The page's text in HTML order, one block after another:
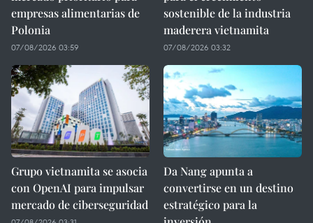
empresas alimentarias de
Polonia
07/08/2026 03:59
sostenible de la industria
maderera vietnamita
07/08/2026 03:32
Grupo vietnamita se asocia
con OpenAI para impulsar
mercado de ciberseguridad
Da Nang apunta a
convertirse en un destino
estratégico para la